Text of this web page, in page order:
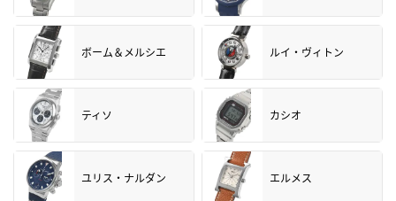
ボーム＆メルシエ ルイ・ヴィトン
ティソ カシオ
ユリス・ナルダン エルメス